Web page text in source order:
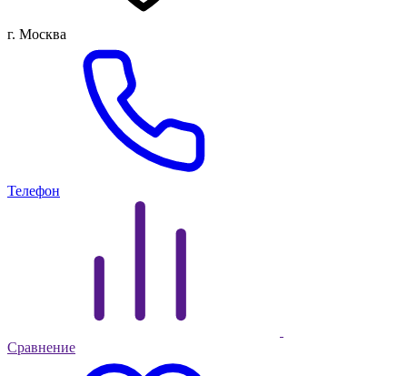
г. Москва
Телефон
Сравнение